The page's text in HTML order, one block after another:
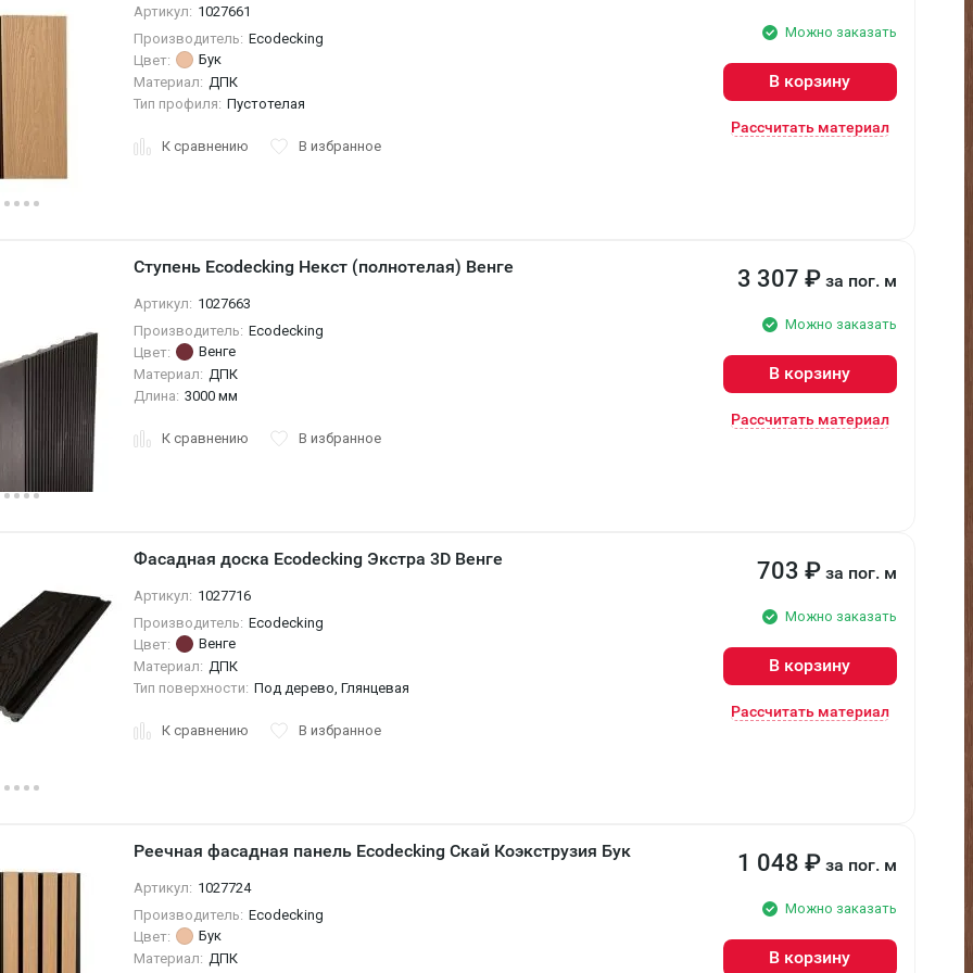
Артикул: 1027661
Производитель: Ecodecking
Цвет:
Бук
Материал: ДПК
Тип профиля: Пустотелая
К сравнению В избранное
Можно заказать
В корзину
Рассчитать материал
Ступень Ecodecking Некст (полнотелая) Венге
Артикул: 1027663
Производитель: Ecodecking
Цвет:
Венге
Материал: ДПК
Длина: 3000 мм
К сравнению В избранное
3 307 ₽ за пог. м
Можно заказать
В корзину
Рассчитать материал
Фасадная доска Ecodecking Экстра 3D Венге
Артикул: 1027716
Производитель: Ecodecking
Цвет:
Венге
Материал: ДПК
Тип поверхности: Под дерево, Глянцевая
К сравнению В избранное
703 ₽ за пог. м
Можно заказать
В корзину
Рассчитать материал
Реечная фасадная панель Ecodecking Скай Коэкструзия Бук
Артикул: 1027724
Производитель: Ecodecking
Цвет:
Бук
Материал: ДПК
1 048 ₽ за пог. м
Можно заказать
В корзину